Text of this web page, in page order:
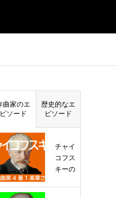
曲家のエ
ピソード
歴史的なエ
ピソード
チャイ
コフス
キーの